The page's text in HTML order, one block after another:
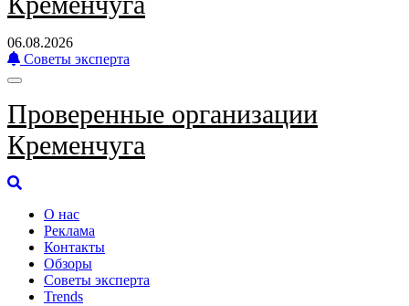
06.08.2026
Советы эксперта
Проверенные организации
Кременчуга
О нас
Реклама
Контакты
Обзоры
Советы эксперта
Trends